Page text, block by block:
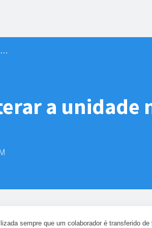
a unidade
sempre que um colaborador é transferido